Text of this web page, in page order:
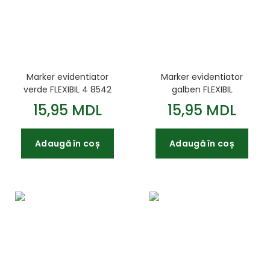
Marker evidentiator
verde FLEXIBIL 4 8542
0159
15,95 MDL
Adaugă în coș
Marker evidentiator
galben FLEXIBIL
15,95 MDL
Adaugă în coș